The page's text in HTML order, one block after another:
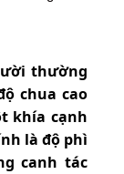
thường
chua cao
khía cạnh
là độ phì
canh tác